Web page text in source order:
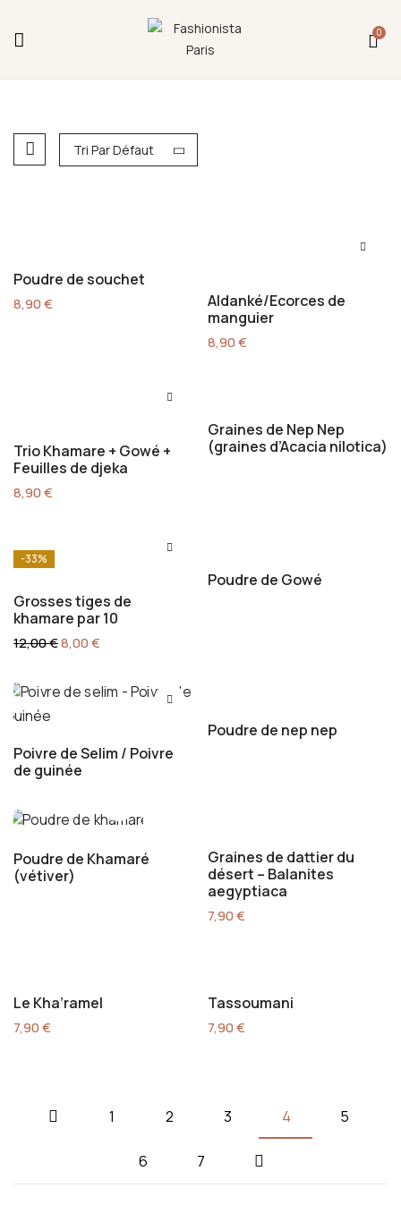
0
Tri Par Défaut
Poudre de souchet
8,90€
Aldanké/Ecorces de
manguier
8,90€
Trio Khamare + Gowé +
Feuilles de djeka
8,90€
Graines de Nep Nep
(graines d’Acacia nilotica)
-33%
Grosses tiges de
khamare par 10
12,00€Le
prix
était :
12,00 €.
8,00€
est :
8,00 €.
Poudre de Gowé
Poivre de Selim / Poivre
de guinée
Poudre de nep nep
Poudre de Khamaré
(vétiver)
Graines de dattier du
désert – Balanites
aegyptiaca
7,90€
Le Kha’ramel
7,90€
Tassoumani
7,90€
1 2 3 4 5
6 7
Fermeture annuelle du 17 juillet 16h au 12 août.
L'ajout au panier est indisponible et aucune
commande ni remise en main propre ne sera